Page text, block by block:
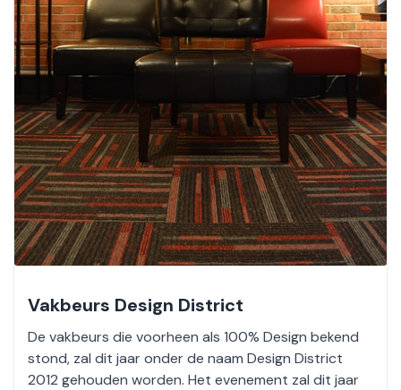
Vakbeurs Design District
De vakbeurs die voorheen als 100% Design bekend
stond, zal dit jaar onder de naam Design District
2012 gehouden worden. Het evenement zal dit jaar